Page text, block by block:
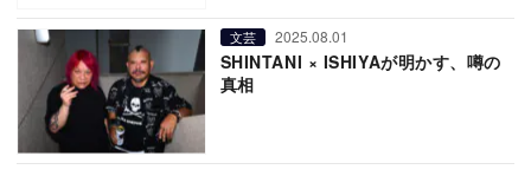
文芸 2025.08.01
SHINTANI × ISHIYAが明かす、噂の
真相